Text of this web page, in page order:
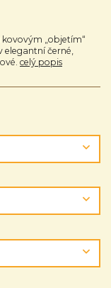
„objetím“
černé,
celý popis